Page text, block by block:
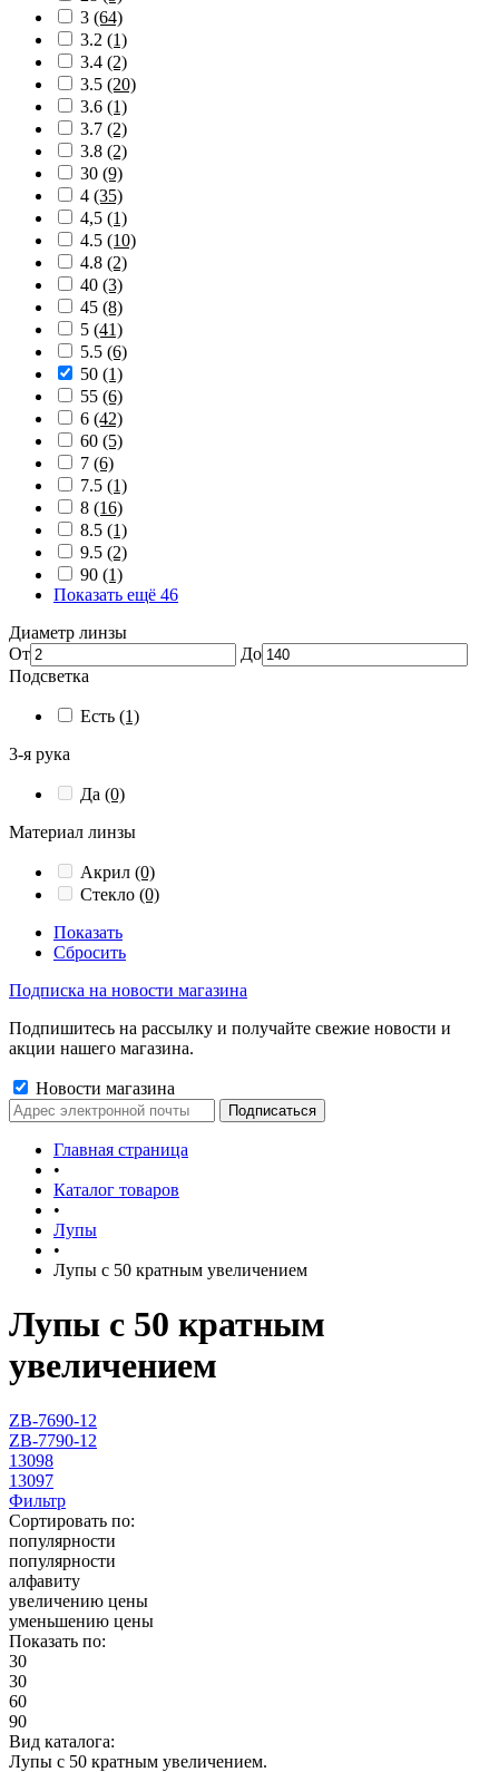
3 (64)
3.2 (1)
3.4 (2)
3.5 (20)
3.6 (1)
3.7 (2)
3.8 (2)
30 (9)
4 (35)
4,5 (1)
4.5 (10)
4.8 (2)
40 (3)
45 (8)
5 (41)
5.5 (6)
50 (1)
55 (6)
6 (42)
60 (5)
7 (6)
7.5 (1)
8 (16)
8.5 (1)
9.5 (2)
90 (1)
Показать ещё 46
Диаметр линзы
От
До
Подсветка
Есть (1)
3-я рука
Да (0)
Материал линзы
Акрил (0)
Стекло (0)
Показать
Сбросить
Подписка на новости магазина
Подпишитесь на рассылку и получайте свежие новости и
акции нашего магазина.
Новости магазина
Главная страница
•
Каталог товаров
•
Лупы
•
Лупы с 50 кратным увеличением
Лупы с 50 кратным
увеличением
ZB-7690-12
ZB-7790-12
13098
13097
Фильтр
Сортировать по:
популярности
популярности
алфавиту
увеличению цены
уменьшению цены
Показать по:
30
30
60
90
Вид каталога:
Лупы с 50 кратным увеличением.